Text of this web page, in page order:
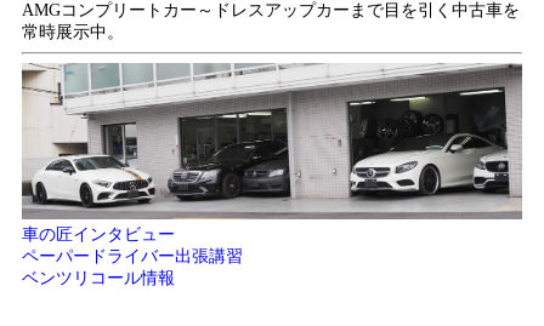
AMGコンプリートカー～ドレスアップカーまで目を引く中古車を
常時展示中。
車の匠インタビュー
ペーパードライバー出張講習
ベンツリコール情報